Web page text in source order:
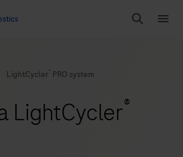
Search
LightCycler PRO system
LightCycler®